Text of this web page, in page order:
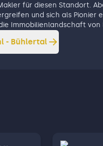
für diesen Standort.
und sich als Pionier
Immobilienlandschaft
- Bühlertal